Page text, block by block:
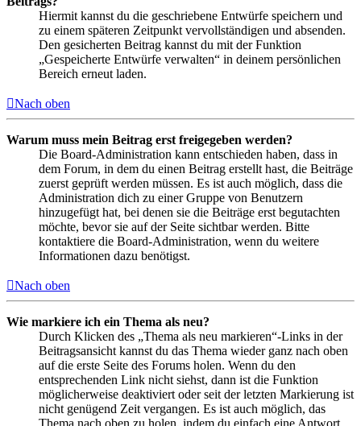
Hiermit kannst du die geschriebene Entwürfe speichern und
zu einem späteren Zeitpunkt vervollständigen und absenden.
Den gesicherten Beitrag kannst du mit der Funktion
„Gespeicherte Entwürfe verwalten“ in deinem persönlichen
Bereich erneut laden.
Nach oben
Warum muss mein Beitrag erst freigegeben werden?
Die Board-Administration kann entschieden haben, dass in
dem Forum, in dem du einen Beitrag erstellt hast, die Beiträge
zuerst geprüft werden müssen. Es ist auch möglich, dass die
Administration dich zu einer Gruppe von Benutzern
hinzugefügt hat, bei denen sie die Beiträge erst begutachten
möchte, bevor sie auf der Seite sichtbar werden. Bitte
kontaktiere die Board-Administration, wenn du weitere
Informationen dazu benötigst.
Nach oben
Wie markiere ich ein Thema als neu?
Durch Klicken des „Thema als neu markieren“-Links in der
Beitragsansicht kannst du das Thema wieder ganz nach oben
auf die erste Seite des Forums holen. Wenn du den
entsprechenden Link nicht siehst, dann ist die Funktion
möglicherweise deaktiviert oder seit der letzten Markierung ist
nicht genügend Zeit vergangen. Es ist auch möglich, das